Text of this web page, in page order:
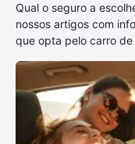
Qual o seguro a
nossos artigos com
que opta pelo carro